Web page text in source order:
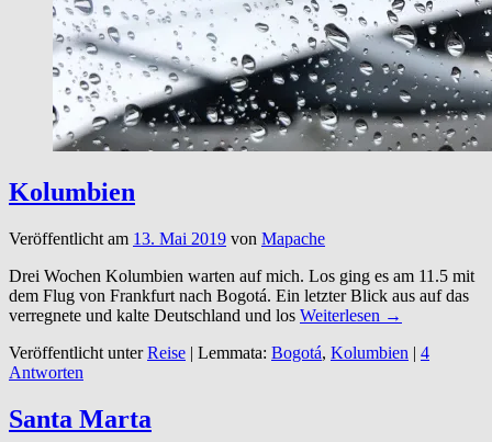
Kolumbien
Veröffentlicht am 13. Mai 2019 von Mapache
Drei Wochen Kolumbien warten auf mich. Los ging es am 11.5 mit
dem Flug von Frankfurt nach Bogotá. Ein letzter Blick aus auf das
verregnete und kalte Deutschland und los Weiterlesen →
Veröffentlicht unterReise | Lemmata: Bogotá, Kolumbien | 4
Antworten
Santa Marta